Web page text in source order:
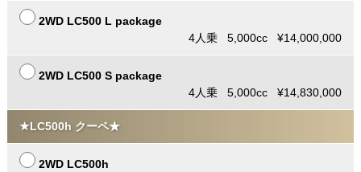
2WD LC500 L package
4人乗 5,000cc ¥14,000,000
2WD LC500 S package
4人乗 5,000cc ¥14,830,000
★LC500h クーペ★
2WD LC500h